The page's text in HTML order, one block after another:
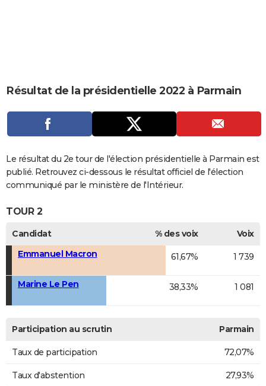
CARTE DE VOEUX
DICTIONNAIRE
Dictionnaire
Biographies
Expressions
Proverbes
PROGRAMME TV
COPAINS D'AVANT
Se connecter
Collèges
Universités
Entreprises
Service militaire
Avis de recherche
AVIS DE DÉCÈS
FORUM
Bricolage
Culture
Television
Voyage
Résultat de la présidentielle 2022 à Parmain
Le résultat du 2e tour de l'élection présidentielle à Parmain est
publié. Retrouvez ci-dessous le résultat officiel de l'élection
communiqué par le ministère de l'Intérieur.
TOUR 2
Candidat % des voix
Voix
Emmanuel Macron
61,67% 1 739
Marine Le Pen 38,33% 1 081
Participation au scrutin Parmain
Taux de participation 72,07%
Taux d'abstention 27,93%